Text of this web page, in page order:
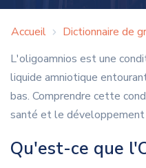
Accueil Dictionnaire de
L'oligoamnios est une
liquide amniotique
bas. Comprendre cette
santé et le développement
Qu'est-ce que